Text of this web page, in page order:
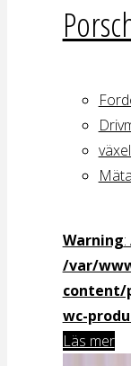
Warning
/var/
content/
wc-
Läs mer